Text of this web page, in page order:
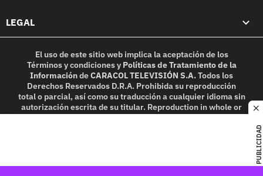
PUBLICIDAD
LEGAL
El uso de este sitio web implica la aceptación de los
Términos y condicionesy Políticas de Tratamiento de la
InformacióndeCARACOL TELEVISIÓN S.A.Todos los
Derechos Reservados D.R.A. Prohibida su reproducción
total o parcial, así como su traducción a cualquier idioma sin
autorización escrita de su titular. Reproduction in whole or